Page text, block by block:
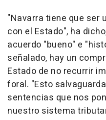
"Navarra tiene que ser
con el Estado", ha
acuerdo "bueno" e
señalado, hay un
Estado de no recurrir
foral. "Esto
sentencias que nos
nuestro sistema